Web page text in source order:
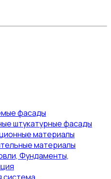
фасады
штукатурные фасады
материалы
материалы
Фундаменты,